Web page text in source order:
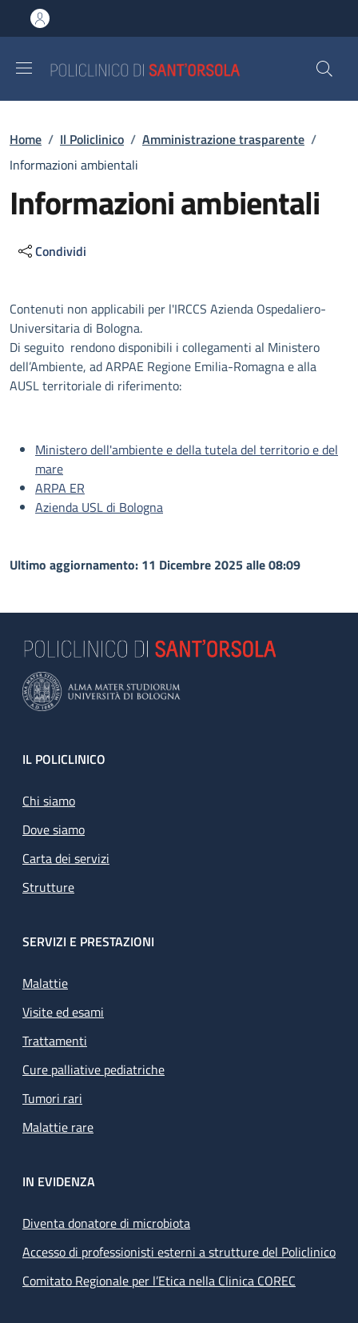
al contenuto principale
to footer content
Briciole di pane
Home / Il Policlinico / Amministrazione trasparente /
Informazioni ambientali
Informazioni ambientali
Condividi
Descrizione
Contenuti non applicabili per l'IRCCS Azienda Ospedaliero-
Universitaria di Bologna.
Di seguito rendono disponibili i collegamenti al Ministero
dell’Ambiente, ad ARPAE Regione Emilia-Romagna e alla
AUSL territoriale di riferimento:
Ministero dell'ambiente e della tutela del territorio e del
mare
ARPA ER
Azienda USL di Bologna
Ultimo aggiornamento: 11 Dicembre 2025 alle 08:09
Footer
IL POLICLINICO
Chi siamo
Dove siamo
Carta dei servizi
Strutture
SERVIZI E PRESTAZIONI
Malattie
Visite ed esami
Trattamenti
Cure palliative pediatriche
Tumori rari
Malattie rare
IN EVIDENZA
Diventa donatore di microbiota
Accesso di professionisti esterni a strutture del Policlinico
Comitato Regionale per l’Etica nella Clinica COREC